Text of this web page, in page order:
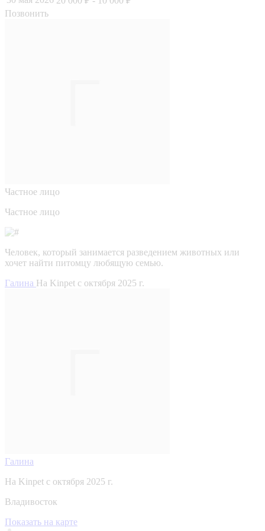
Позвонить
Частное лицо
Частное лицо
Человек, который занимается разведением животных или
хочет найти питомцу любящую семью.
Галина На Kinpet c октября 2025 г.
Галина
На Kinpet c октября 2025 г.
Владивосток
Показать на карте